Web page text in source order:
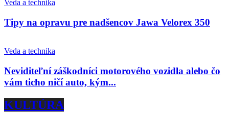
Veda a technika
Tipy na opravu pre nadšencov Jawa Velorex 350
Veda a technika
Neviditeľní záškodníci motorového vozidla alebo čo
vám ticho ničí auto, kým...
KULTÚRA